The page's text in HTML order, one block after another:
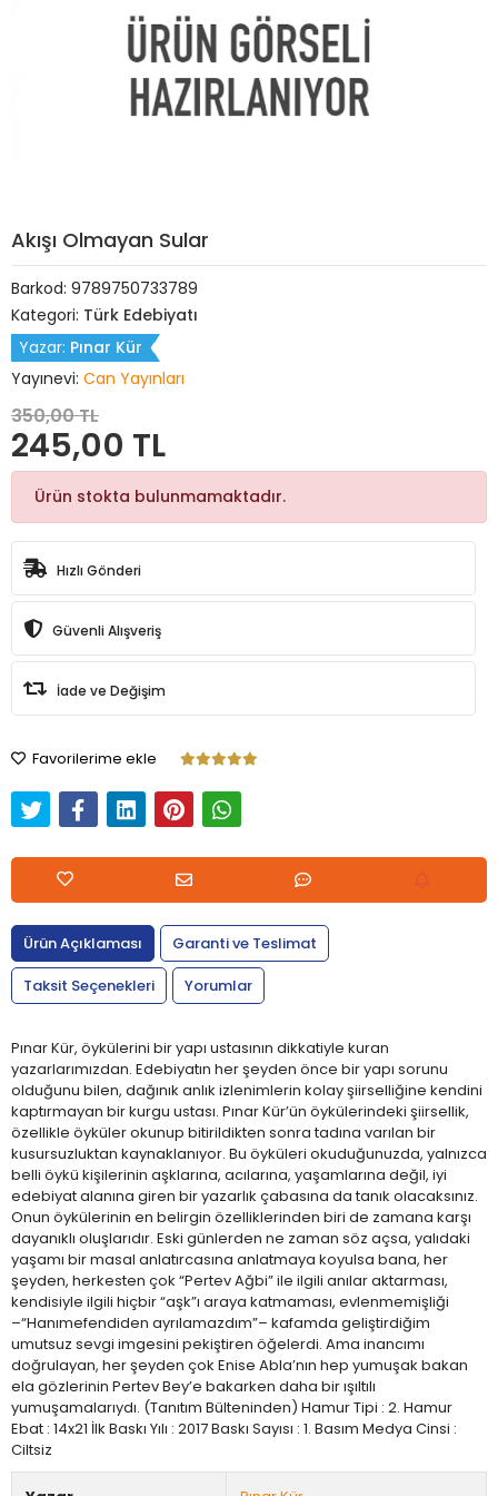
Akışı Olmayan Sular
Barkod: 9789750733789
Kategori: Türk Edebiyatı
Yazar: Pınar Kür
Yayınevi: Can Yayınları
350,00 TL
245,00 TL
Ürün stokta bulunmamaktadır.
Hızlı Gönderi
Güvenli Alışveriş
İade ve Değişim
Favorilerime ekle
Ürün Açıklaması
Garanti ve Teslimat
Taksit Seçenekleri
Yorumlar
Pınar Kür, öykülerini bir yapı ustasının dikkatiyle kuran
yazarlarımızdan. Edebiyatın her şeyden önce bir yapı sorunu
olduğunu bilen, dağınık anlık izlenimlerin kolay şiirselliğine kendini
kaptırmayan bir kurgu ustası. Pınar Kür’ün öykülerindeki şiirsellik,
özellikle öyküler okunup bitirildikten sonra tadına varılan bir
kusursuzluktan kaynaklanıyor. Bu öyküleri okuduğunuzda, yalnızca
belli öykü kişilerinin aşklarına, acılarına, yaşamlarına değil, iyi
edebiyat alanına giren bir yazarlık çabasına da tanık olacaksınız.
Onun öykülerinin en belirgin özelliklerinden biri de zamana karşı
dayanıklı oluşlarıdır. Eski günlerden ne zaman söz açsa, yalıdaki
yaşamı bir masal anlatırcasına anlatmaya koyulsa bana, her
şeyden, herkesten çok “Pertev Ağbi” ile ilgili anılar aktarması,
kendisiyle ilgili hiçbir “aşk”ı araya katmaması, evlenmemişliği
–“Hanımefendiden ayrılamazdım”– kafamda geliştirdiğim
umutsuz sevgi imgesini pekiştiren öğelerdi. Ama inancımı
doğrulayan, her şeyden çok Enise Abla’nın hep yumuşak bakan
ela gözlerinin Pertev Bey’e bakarken daha bir ışıltılı
yumuşamalarıydı. (Tanıtım Bülteninden) Hamur Tipi : 2. Hamur
Ebat : 14x21 İlk Baskı Yılı : 2017 Baskı Sayısı : 1. Basım Medya Cinsi :
Ciltsiz